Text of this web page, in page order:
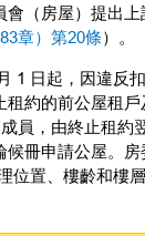
會（房屋）提出上
章）第20條）。
1 日起，因違反
租約的前公屋租
員，由終止租約
候冊申請公屋。
位置、樓齡和樓